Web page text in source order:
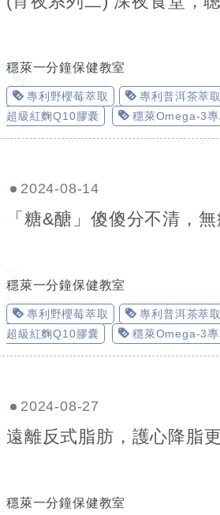
穩萊一分鐘保健教室
專利野櫻莓萃取 專利普洱茶萃取
超級紅麴Q10膠囊
穩萊Omega-3
2024-08-14
「糖&醣」傻傻分不清，
穩萊一分鐘保健教室
專利野櫻莓萃取 專利普洱茶萃取
超級紅麴Q10膠囊
穩萊Omega-3
2024-08-27
遠離反式脂肪，護心降脂更
穩萊一分鐘保健教室